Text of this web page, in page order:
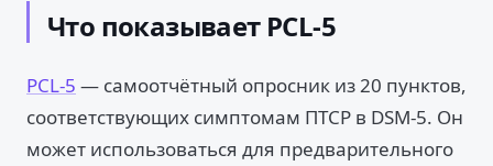
Что показывает PCL-5
PCL-5 — самоотчётный опросник из 20 пунктов,
соответствующих симптомам ПТСР в DSM-5. Он
может использоваться для предварительного